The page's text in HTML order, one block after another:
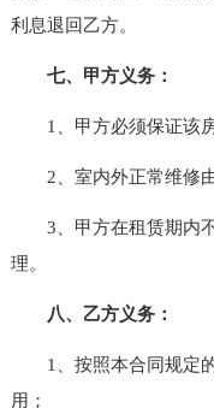
利息退回乙方。
七、甲方义务：
1、甲方必须保证该房
2、室内外正常维修由
3、甲方在租赁期内不
理。
八、乙方义务：
1、按照本合同规定的
用；